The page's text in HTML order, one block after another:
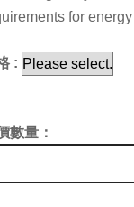
for
:
數量：